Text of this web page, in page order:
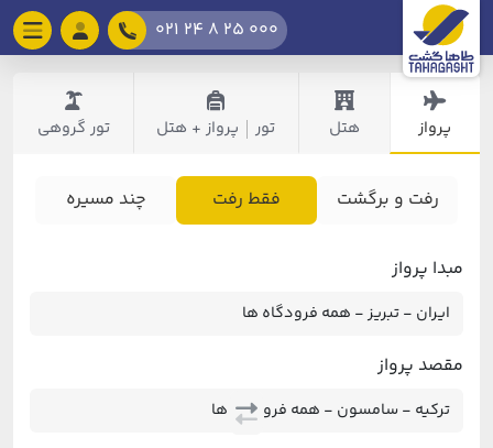
021 24 8 25 000
پرواز هتل تور پرواز + هتل تور گروهی
رفت و برگشت فقط رفت چند مسیره
مبدا پرواز
مقصد پرواز